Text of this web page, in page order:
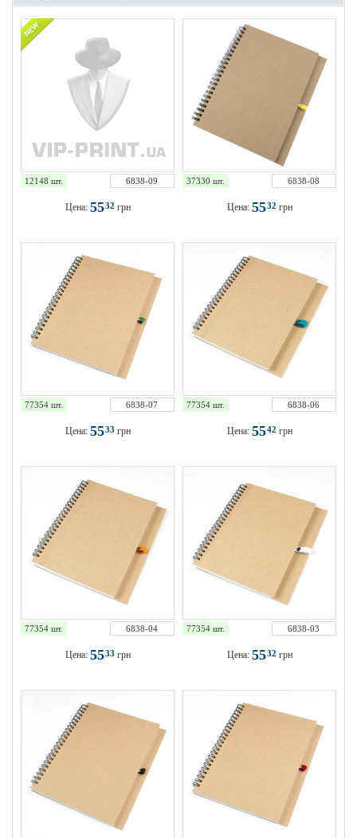
12148 шт. 6838-09
Цена: 5532 грн
37330 шт. 6838-08
Цена: 5532 грн
77354 шт. 6838-07
Цена: 5533 грн
77354 шт. 6838-06
Цена: 5542 грн
77354 шт. 6838-04
Цена: 5533 грн
77354 шт. 6838-03
Цена: 5532 грн